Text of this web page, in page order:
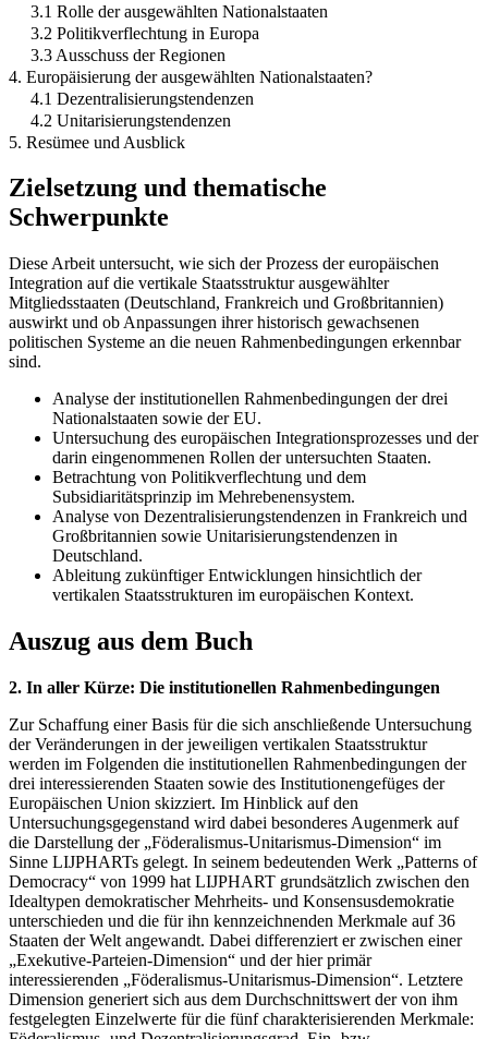
3.1 Rolle der ausgewählten Nationalstaaten
3.2 Politikverflechtung in Europa
3.3 Ausschuss der Regionen
4. Europäisierung der ausgewählten Nationalstaaten?
4.1 Dezentralisierungstendenzen
4.2 Unitarisierungstendenzen
5. Resümee und Ausblick
Zielsetzung und thematische
Schwerpunkte
Diese Arbeit untersucht, wie sich der Prozess der europäischen
Integration auf die vertikale Staatsstruktur ausgewählter
Mitgliedsstaaten (Deutschland, Frankreich und Großbritannien)
auswirkt und ob Anpassungen ihrer historisch gewachsenen
politischen Systeme an die neuen Rahmenbedingungen erkennbar
sind.
Analyse der institutionellen Rahmenbedingungen der drei
Nationalstaaten sowie der EU.
Untersuchung des europäischen Integrationsprozesses und der
darin eingenommenen Rollen der untersuchten Staaten.
Betrachtung von Politikverflechtung und dem
Subsidiaritätsprinzip im Mehrebenensystem.
Analyse von Dezentralisierungstendenzen in Frankreich und
Großbritannien sowie Unitarisierungstendenzen in
Deutschland.
Ableitung zukünftiger Entwicklungen hinsichtlich der
vertikalen Staatsstrukturen im europäischen Kontext.
Auszug aus dem Buch
2. In aller Kürze: Die institutionellen Rahmenbedingungen
Zur Schaffung einer Basis für die sich anschließende Untersuchung
der Veränderungen in der jeweiligen vertikalen Staatsstruktur
werden im Folgenden die institutionellen Rahmenbedingungen der
drei interessierenden Staaten sowie des Institutionengefüges der
Europäischen Union skizziert. Im Hinblick auf den
Untersuchungsgegenstand wird dabei besonderes Augenmerk auf
die Darstellung der „Föderalismus-Unitarismus-Dimension“ im
Sinne LIJPHARTs gelegt. In seinem bedeutenden Werk „Patterns of
Democracy“ von 1999 hat LIJPHART grundsätzlich zwischen den
Idealtypen demokratischer Mehrheits- und Konsensusdemokratie
unterschieden und die für ihn kennzeichnenden Merkmale auf 36
Staaten der Welt angewandt. Dabei differenziert er zwischen einer
„Exekutive-Parteien-Dimension“ und der hier primär
interessierenden „Föderalismus-Unitarismus-Dimension“. Letztere
Dimension generiert sich aus dem Durchschnittswert der von ihm
festgelegten Einzelwerte für die fünf charakterisierenden Merkmale: